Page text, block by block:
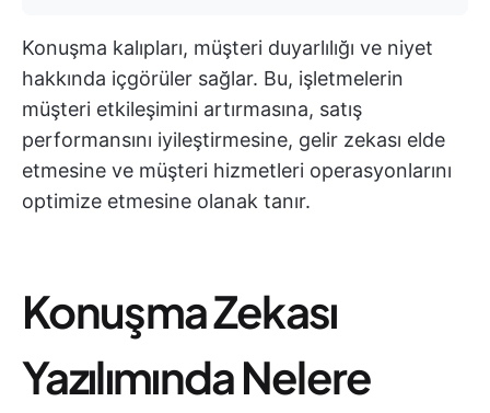
Konuşma kalıpları, müşteri duyarlılığı ve niyet
hakkında içgörüler sağlar. Bu, işletmelerin
müşteri etkileşimini artırmasına, satış
performansını iyileştirmesine, gelir zekası elde
etmesine ve müşteri hizmetleri operasyonlarını
optimize etmesine olanak tanır.
Konuşma Zekası
Yazılımında Nelere